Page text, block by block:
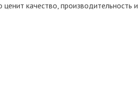
качество, производительность и